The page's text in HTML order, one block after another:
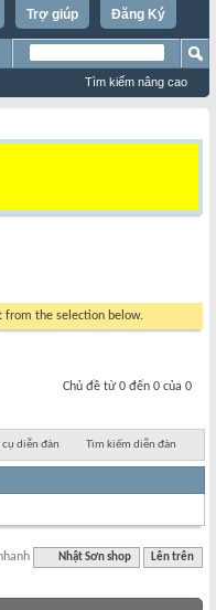
Đăng Ký
Trợ giúp
Tìm kiếm nâng cao
from the selection below.
Chủ đề từ 0 đến 0 của 0
cụ diễn đàn Tìm kiếm diễn đàn
Nhật Sơn shop Lên trên